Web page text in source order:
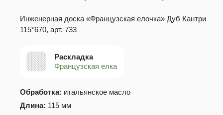
Инженерная доска «Французская елочка» Дуб Кантри
115*670, арт. 733
Раскладка
Французская елка
Обработка: итальянское масло
Длина: 115 мм